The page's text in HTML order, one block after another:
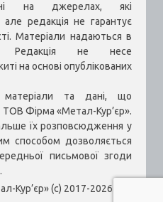
на джерелах, які
але редакція не гарантує
Матеріали надаються в
Редакція не несе
на основі опублікованих
та дані, що
ТОВ Фірма «Метал-Кур’єр».
їх розповсюдження у
способом дозволяється
письмової згоди
Кур’єр» (c) 2017-2026